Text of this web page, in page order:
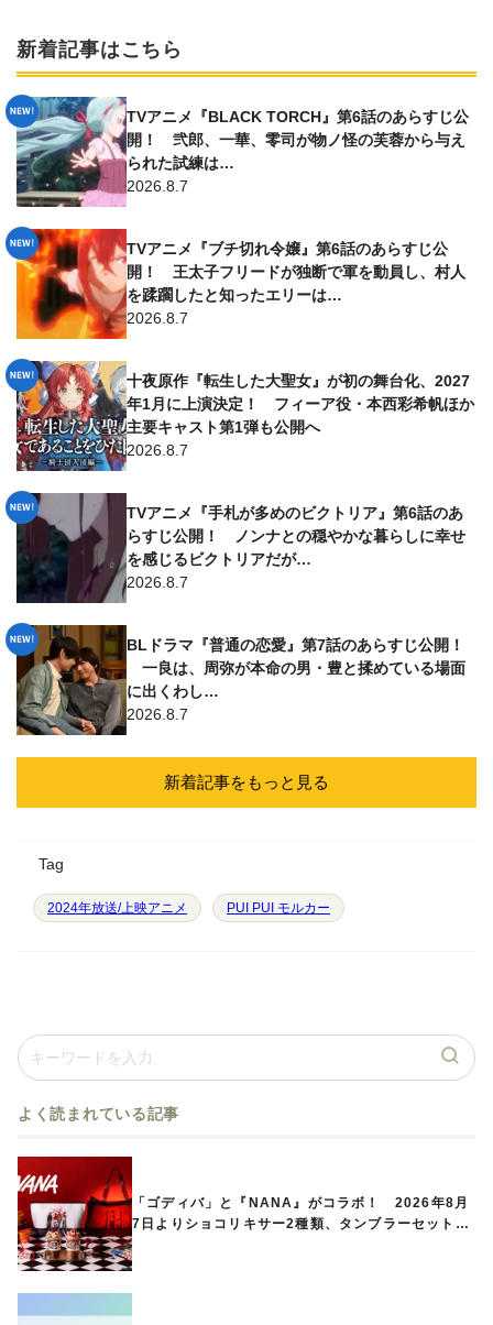
新着記事はこちら
TVアニメ『BLACK TORCH』第6話のあらすじ公
開！ 弐郎、一華、零司が物ノ怪の芙蓉から与え
られた試練は…
2026.8.7
TVアニメ『ブチ切れ令嬢』第6話のあらすじ公
開！ 王太子フリードが独断で軍を動員し、村人
を蹂躙したと知ったエリーは…
2026.8.7
十夜原作『転生した大聖女』が初の舞台化、2027
年1月に上演決定！ フィーア役・本西彩希帆ほか
主要キャスト第1弾も公開へ
2026.8.7
TVアニメ『手札が多めのビクトリア』第6話のあ
らすじ公開！ ノンナとの穏やかな暮らしに幸せ
を感じるビクトリアだが…
2026.8.7
BLドラマ『普通の恋愛』第7話のあらすじ公開！
一良は、周弥が本命の男・豊と揉めている場面
に出くわし…
2026.8.7
新着記事をもっと見る
Tag
2024年放送/上映アニメ PUI PUI モルカー
よく読まれている記事
「ゴディバ」と『NANA』がコラボ！ 2026年8月
7日よりショコリキサー2種類、タンブラーセットな